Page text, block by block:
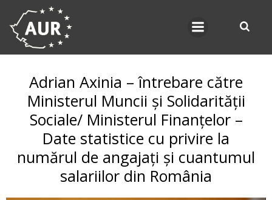
Adrian Axinia – întrebare către
Ministerul Muncii și Solidarității
Sociale/ Ministerul Finanțelor –
Date statistice cu privire la
numărul de angajați și cuantumul
salariilor din România